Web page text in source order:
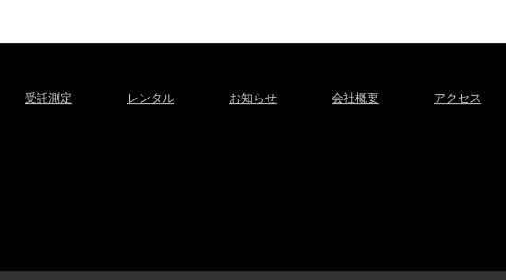
受託測定 レンタル お知らせ 会社概要 アクセス